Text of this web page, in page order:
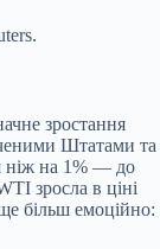
зростання
Штатами та
ніж на 1% — до
зросла в ціні
більш емоційно: